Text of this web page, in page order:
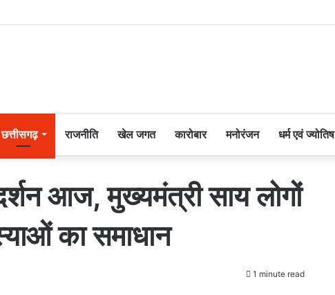
छत्तीसगढ़ राजनीति खेल जगत कारोबार मनोरंजन धर्म एवं ज्योतिष
आज, मुख्यमंत्री साय लोगों
का समाधान
1 minute read